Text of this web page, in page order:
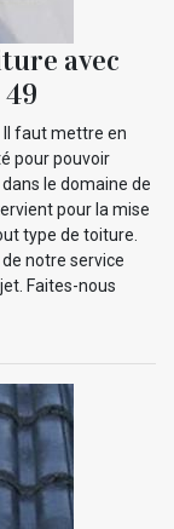
avec
Il faut mettre en
pour pouvoir
le domaine de
pour la mise
type de toiture.
notre service
Faites-nous